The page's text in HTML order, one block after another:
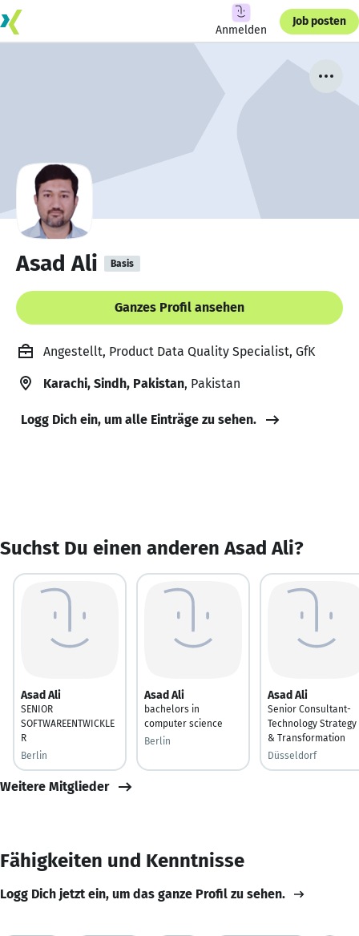
Anmelden
Job posten
Asad Ali Basis
Ganzes Profil ansehen
Angestellt, Product Data Quality Specialist, GfK
Karachi, Sindh, Pakistan, Pakistan
Logg Dich ein, um alle Einträge zu sehen.
Suchst Du einen anderen Asad Ali?
Asad Ali
SENIOR
SOFTWAREENTWICKLE
R
Berlin
Asad Ali
bachelors in
computer science
Berlin
Asad Ali
Senior Consultant-
Technology Strategy
& Transformation
Düsseldorf
Weitere Mitglieder
Fähigkeiten und Kenntnisse
Logg Dich jetzt ein, um das ganze Profil zu sehen.